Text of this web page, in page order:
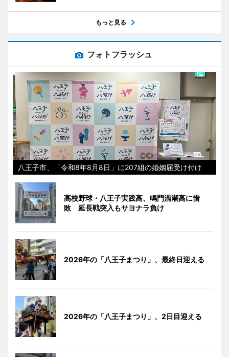
もっと見る
フォトフラッシュ
八王子市、「令和8年8月8日」に207組の婚姻届受け付け
高校野球・八王子実践高、鳴門渦潮高に惜
敗 延長戦突入もサヨナラ負け
2026年の「八王子まつり」、最終日迎える
2026年の「八王子まつり」、2日目迎える